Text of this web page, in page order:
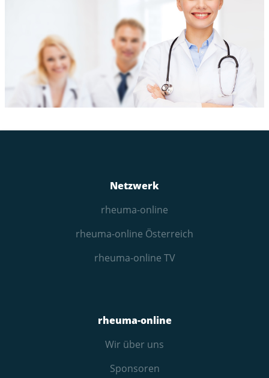
Netzwerk
rheuma-online
rheuma-online Österreich
rheuma-online TV
rheuma-online
Wir über uns
Sponsoren